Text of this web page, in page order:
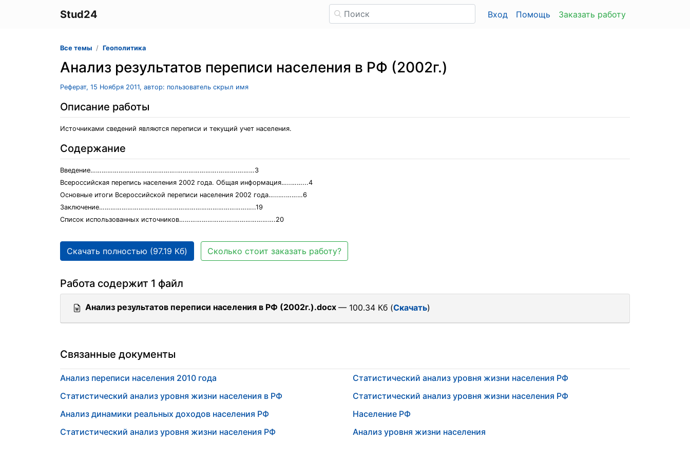
Stud24 Вход Помощь Заказать работу
Все темы Геополитика
Анализ результатов переписи населения в РФ (2002г.)
Реферат, 15 Ноября 2011, автор: пользователь скрыл имя
Описание работы
Источниками сведений являются переписи и текущий учет населения.
Содержание
Введение……………………………………….………………….……….………3
Всероссийская перепись населения 2002 года. Общая информация…..……...4
Основные итоги Всероссийской переписи населения 2002 года…..….………6
Заключение……………………………...………………………………………..19
Список использованных источников…………………….….………………….20
Скачать полностью (97.19 Кб) Сколько стоит заказать работу?
Работа содержит 1 файл
Анализ результатов переписи населения в РФ (2002г.).docx — 100.34 Кб (Скачать)
Связанные документы
Анализ переписи населения 2010 года
Статистический анализ уровня жизни населения в РФ
Анализ динамики реальных доходов населения РФ
Статистический анализ уровня жизни населения РФ
Статистический анализ уровня жизни населения РФ
Статистический анализ уровня жизни населения РФ
Население РФ
Анализ уровня жизни населения